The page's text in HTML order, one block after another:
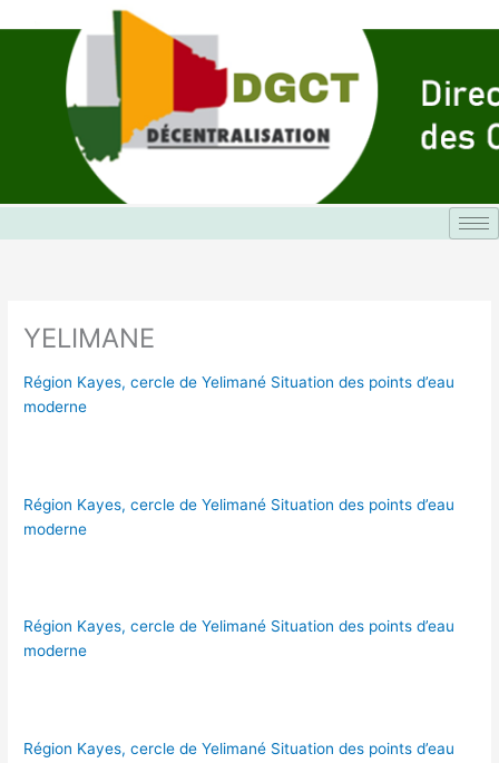
au
YELIMANE
Région Kayes, cercle de Yelimané Situation des points d’eau
moderne
Région Kayes, cercle de Yelimané Situation des points d’eau
moderne
Région Kayes, cercle de Yelimané Situation des points d’eau
moderne
Région Kayes, cercle de Yelimané Situation des points d’eau